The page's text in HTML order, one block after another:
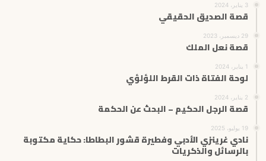
3 يناير، 2024
قصة الصديق الحقيقي
29 ديسمبر، 2023
قصة نعل الملك
1 يناير، 2024
لوحة الفتاة ذات القرط اللؤلؤي
2 يناير، 2024
قصة الرجل الحكيم – البحث عن الحكمة
19 يوليو، 2025
نادي غرينزي الأدبي وفطيرة قشور البطاطا: حكاية مكتوبة
بالرسائل والذكريات